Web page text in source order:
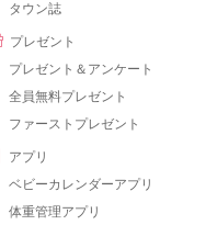
タウン誌
プレゼント
プレゼント＆アンケート
全員無料プレゼント
ファーストプレゼント
アプリ
ベビーカレンダーアプリ
体重管理アプリ